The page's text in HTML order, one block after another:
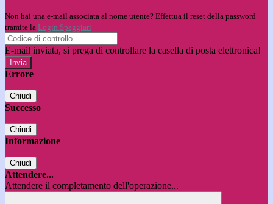
Non hai una e-mail associata al nome utente? Effettua il reset della password
tramite la Login Spaggiari
E-mail inviata, si prega di controllare la casella di posta elettronica!
Errore
Chiudi
Successo
Chiudi
Informazione
Chiudi
Attendere...
Attendere il completamento dell'operazione...